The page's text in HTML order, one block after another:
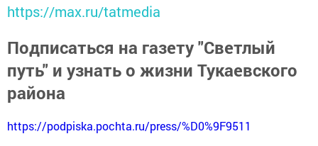
https://max.ru/tatmedia
Подписаться на газету "Светлый
путь" и узнать о жизни Тукаевского
района
https://podpiska.pochta.ru/press/%D0%9F9511